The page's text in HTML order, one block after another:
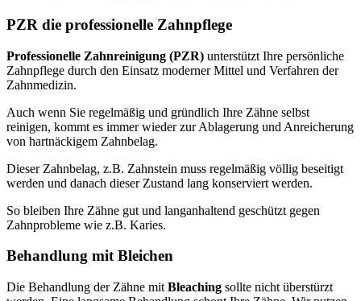
PZR die professionelle Zahnpflege
Professionelle Zahnreinigung (PZR) unterstützt Ihre persönliche
Zahnpflege durch den Einsatz moderner Mittel und Verfahren der
Zahnmedizin.
Auch wenn Sie regelmäßig und gründlich Ihre Zähne selbst
reinigen, kommt es immer wieder zur Ablagerung und Anreicherung
von hartnäckigem Zahnbelag.
Dieser Zahnbelag, z.B. Zahnstein muss regelmäßig völlig beseitigt
werden und danach dieser Zustand lang konserviert werden.
So bleiben Ihre Zähne gut und langanhaltend geschützt gegen
Zahnprobleme wie z.B. Karies.
Behandlung mit Bleichen
Die Behandlung der Zähne mit Bleaching sollte nicht überstürzt